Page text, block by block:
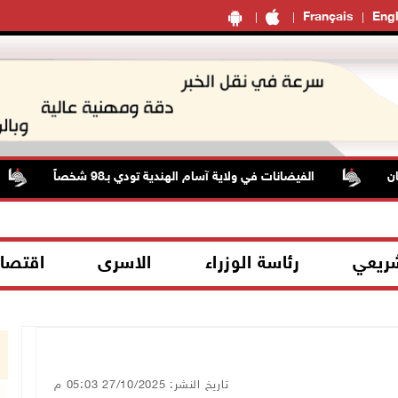
Français
الفيضانات في ولاية آسام الهندية تودي بـ98 شخصاً
رئاسة الوزراء الاسرى
تاريخ النشر: 27/10/2025 05:03 م